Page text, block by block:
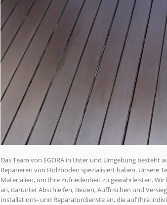
Das Team von EGORA in Uster und Umgebung besteht
Reparieren von Holzböden spezialisiert haben. Unsere
Materialien, um Ihre Zufriedenheit zu gewährleisten.
an, darunter Abschleifen, Beizen, Auffrischen und
Installations- und Reparaturdienste an, die auf Ihre